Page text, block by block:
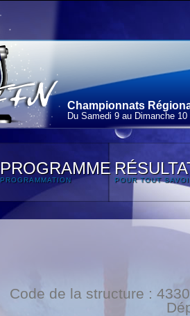
Championnats
Du Samedi 9 au Dimanche
PROGRAMME
PROGRAMMATION POUR TOUT
Code de la structure :